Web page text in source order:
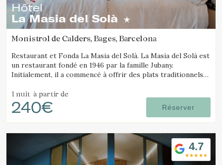
Hôtel
La Masia del Solà
Monistrol de Calders, Bages, Barcelona
Restaurant et Fonda La Masia del Solà. La Masia del Solà est
un restaurant fondé en 1946 par la famille Jubany.
Initialement, il a commencé à offrir des plats traditionnels
de confiance.
1 nuit à partir de
240€ Réserver
4.7